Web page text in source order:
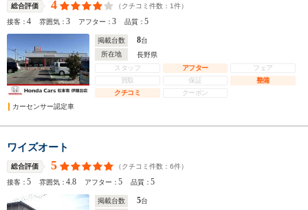
総合評価 4 （クチコミ件数： 1件）
接客：4 雰囲気：3 アフター：3 品質：5
掲載台数 8台
所在地
長野県
スタッフ
アフター
フェア
買取
保証
整備
クチコミ
クーポン
カーセンサー認定車
ワイズオート
総合評価 5 （クチコミ件数： 6件）
接客：5 雰囲気：4.8 アフター：5 品質：5
掲載台数 5台